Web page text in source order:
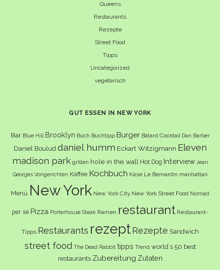
Queens
Restaurants
Rezepte
Street Food
Tipps
Uncategorized
vegetarisch
GUT ESSEN IN NEW YORK
Bar Blue Hill Brooklyn Buch Buchtipp Burger Bâtard Cocktail Dan Barber
Daniel Boulud daniel humm Eckart Witzigmann Eleven
madison park grillen hole in the wall Hot Dog Interview Jean
Georges Vongerichten Kaffee Kochbuch Käse Le Bernardin manhattan
Menü New York New York City New York Street Food Nomad
per se Pizza Porterhouse Steak Ramen restaurant Restaurant-
Tipps Restaurants rezept Rezepte Sandwich
street food The Dead Rabbit tipps Trend world´s 50 best
restaurants Zubereitung Zutaten